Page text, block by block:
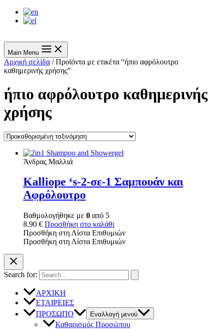
Main Menu
Αρχική σελίδα / Προϊόντα με ετικέτα “ήπιο αφρόλουτρο
καθημερινής χρήσης”
ήπιο αφρόλουτρο καθημερινής
χρήσης
Άνδρας Μαλλιά
Kalliope ‘s-2-σε-1 Σαμπουάν και
Αφρόλουτρο
Βαθμολογήθηκε με 0 από 5
8.90 € Προσθήκη στο καλάθι
Προσθήκη στη Λίστα Επιθυμιών
Προσθήκη στη Λίστα Επιθυμιών
Search for:
ΑΡΧΙΚΗ
ΕΤΑΙΡΕΙΕΣ
ΠΡΟΣΩΠΟ
Εναλλαγή μενού
Καθαρισμός Προσώπου